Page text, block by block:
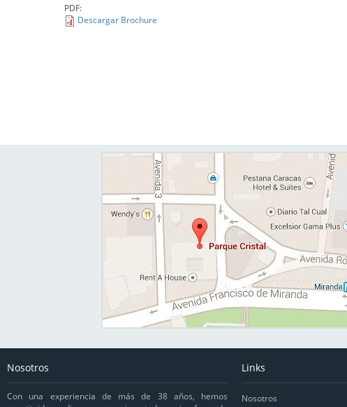
PDF:
Descargar Brochure
Nosotros
Con una experiencia de más de 38 años, hemos
Links
Nosotros